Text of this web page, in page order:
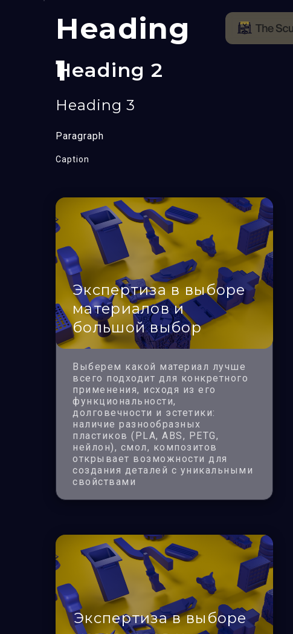
Caption
Paragraph
Heading 3
Heading 2
Heading
1
Экспертиза в выборе
Экспертиза в выборе
материалов и
большой выбор
Выберем какой материал лучше
всего подходит для конкретного
применения, исходя из его
функциональности,
долговечности и эстетики:
наличие разнообразных
пластиков (PLA, ABS, PETG,
нейлон), смол, композитов
открывает возможности для
создания деталей с уникальными
свойствами